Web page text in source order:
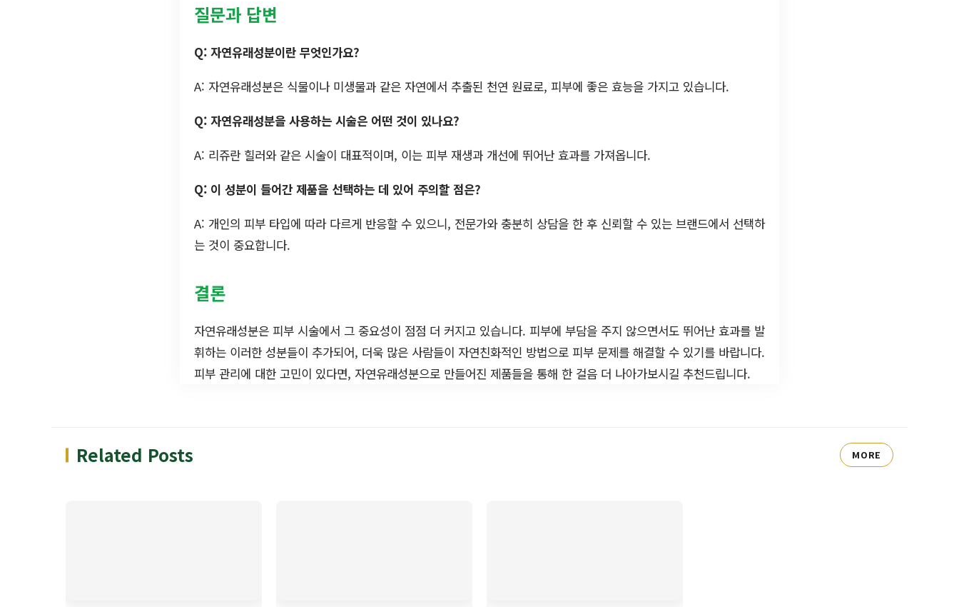
질문과 답변
Q: 자연유래성분이란 무엇인가요?
A: 자연유래성분은 식물이나 미생물과 같은 자연에서 추출된 천연 원료로, 피부에 좋은 효능을 가지고 있습니다.
Q: 자연유래성분을 사용하는 시술은 어떤 것이 있나요?
A: 리쥬란 힐러와 같은 시술이 대표적이며, 이는 피부 재생과 개선에 뛰어난 효과를 가져옵니다.
Q: 이 성분이 들어간 제품을 선택하는 데 있어 주의할 점은?
A: 개인의 피부 타입에 따라 다르게 반응할 수 있으니, 전문가와 충분히 상담을 한 후 신뢰할 수 있는 브랜드에서 선택하
는 것이 중요합니다.
결론
자연유래성분은 피부 시술에서 그 중요성이 점점 더 커지고 있습니다. 피부에 부담을 주지 않으면서도 뛰어난 효과를 발
휘하는 이러한 성분들이 추가되어, 더욱 많은 사람들이 자연친화적인 방법으로 피부 문제를 해결할 수 있기를 바랍니다.
피부 관리에 대한 고민이 있다면, 자연유래성분으로 만들어진 제품들을 통해 한 걸음 더 나아가보시길 추천드립니다.
Related Posts MORE